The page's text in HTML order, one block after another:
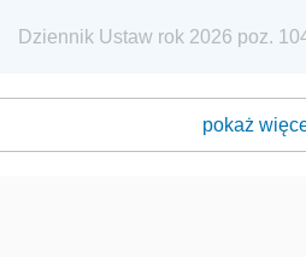
Dziennik Ustaw rok 2026 poz.
pokaż